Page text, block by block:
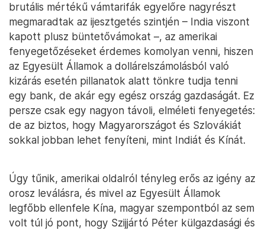
brutális mértékű vámtarifák egyelőre nagyrészt
megmaradtak az ijesztgetés szintjén – India viszont
kapott plusz büntetővámokat –, az amerikai
fenyegetőzéseket érdemes komolyan venni, hiszen
az Egyesült Államok a dollárelszámolásból való
kizárás esetén pillanatok alatt tönkre tudja tenni
egy bank, de akár egy egész ország gazdaságát. Ez
persze csak egy nagyon távoli, elméleti fenyegetés:
de az biztos, hogy Magyarországot és Szlovákiát
sokkal jobban lehet fenyíteni, mint Indiát és Kínát.
Úgy tűnik, amerikai oldalról tényleg erős az igény az
orosz leválásra, és mivel az Egyesült Államok
legfőbb ellenfele Kína, magyar szempontból az sem
volt túl jó pont, hogy Szijjártó Péter külgazdasági és